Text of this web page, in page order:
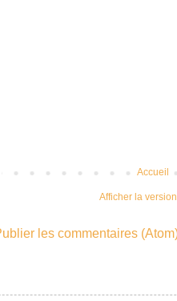
Accueil
Afficher la
les commentaires